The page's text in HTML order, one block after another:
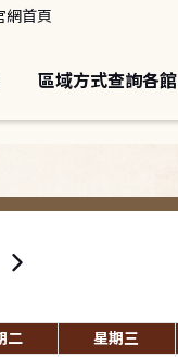
網首頁
區域方式查詢各館
二 星期三